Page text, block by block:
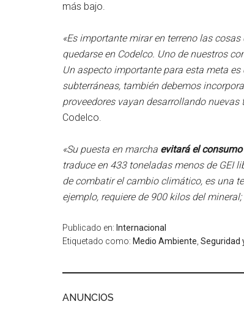
más bajo.
«Es importante mirar en terreno las
quedarse en Codelco. Uno de nuestros
Un aspecto importante para esta meta
subterráneas, también debemos
proveedores vayan desarrollando nuevas
Codelco.
«Su puesta en marcha evitará el
traduce en 433 toneladas menos de GEI
de combatir el cambio climático, es una
ejemplo, requiere de 900 kilos del
Publicado en: Internacional
Etiquetado como: Medio Ambiente Seguridad
ANUNCIOS